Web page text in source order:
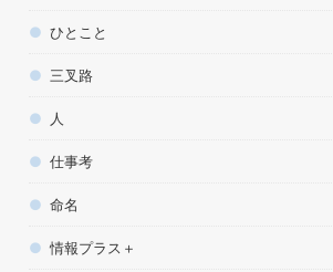
ひとこと
三叉路
人
仕事考
命名
情報プラス＋